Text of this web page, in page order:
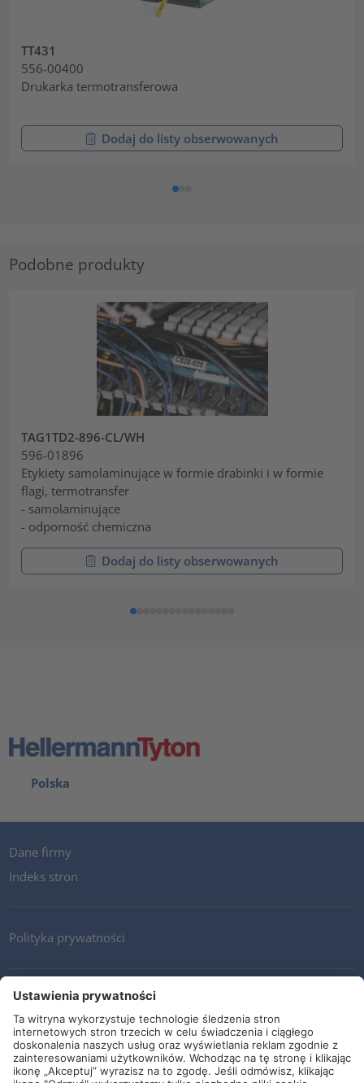
TT431
556-00400
Drukarka termotransferowa
Dodaj do listy obserwowanych
Podobne produkty
TAG1TD2-896-CL/WH
596-01896
Etykiety samolaminujące w formie drabinki i w formie
flagi, termotransfer
- samolaminujące
- odporność chemiczna
Dodaj do listy obserwowanych
Polska
Dane firmy
Indeks stron
Polityka prywatności
Kontakt
Newsletter